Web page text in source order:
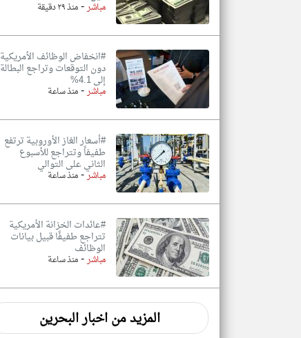
مباشر-منذ ٢٩ دقيقة
#انخفاض الوظائف الأمريكية
دون التوقعات وتراجع البطالة
إلى 4.1%
مباشر-منذ ساعة
#أسعار الغاز الأوروبية ترتفع
طفيفاً وتتراجع للأسبوع
الثاني على التوالي
مباشر-منذ ساعة
#عائدات الخزانة الأمريكية
تتراجع طفيفًا قبيل بيانات
الوظائف
مباشر-منذ ساعة
المزيد من اخبار البحرين